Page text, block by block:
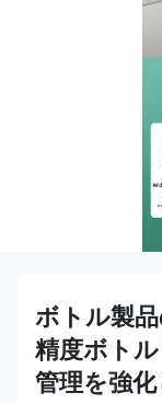
ボトル製
精度ボト
管理を強